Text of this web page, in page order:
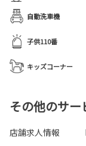
自動洗車機
子供110番
キッズコーナー
その他のサー
店舗求人情報